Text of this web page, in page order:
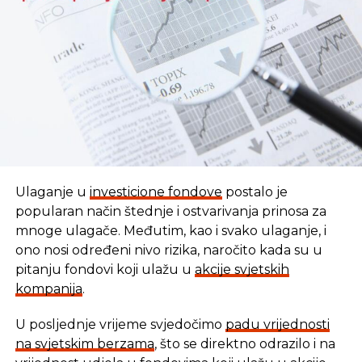
REKLAMA
U vremenu kada tradicionalni oblici štednje nude
sve skromnije prinose, ovaj Fond se nameće kao
Ulaganje u investicione fondove postalo je
popularan način štednje i ostvarivanja prinosa za
mnoge ulagače. Međutim, kao i svako ulaganje, i
ono nosi određeni nivo rizika, naročito kada su u
pitanju fondovi koji ulažu u akcije svjetskih
kompanija.
U posljednje vrijeme svjedočimo padu vrijednosti
na svjetskim berzama, što se direktno odrazilo i na